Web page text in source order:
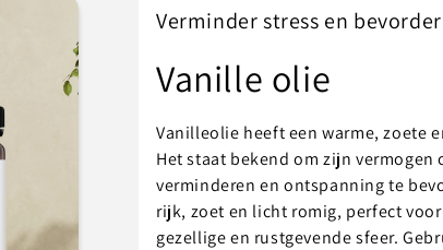
Verminder stress en
Vanille olie
Vanilleolie heeft een warme, zoete
Het staat bekend om zijn vermogen
verminderen en ontspanning te
rijk, zoet en licht romig, perfect
gezellige en rustgevende sfeer.